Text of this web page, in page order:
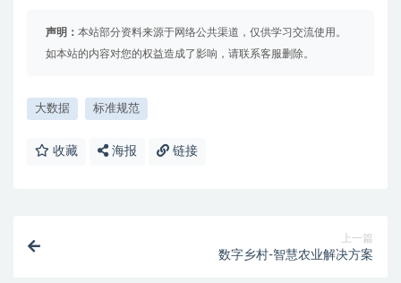
声明： 本站部分资料来源于网络公共渠道，仅供学习交流使用。
如本站的内容对您的权益造成了影响，请联系客服删除。
大数据 标准规范
收藏 海报 链接
上一篇
数字乡村-智慧农业解决方案